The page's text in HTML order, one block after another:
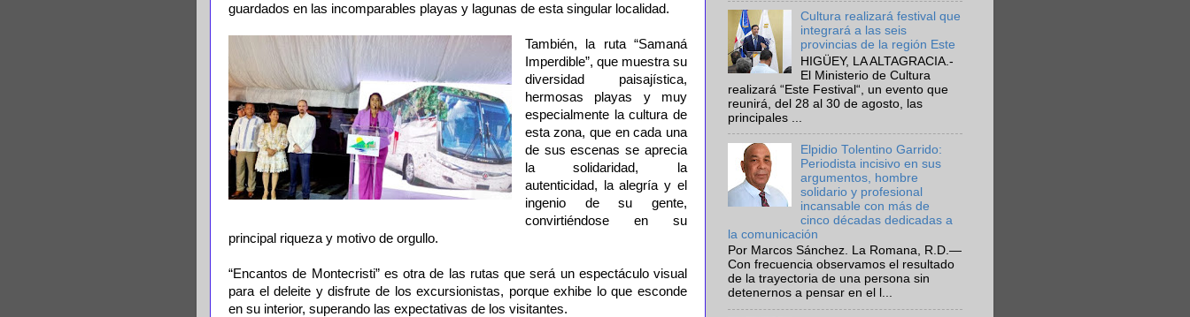
guardados en las incomparables playas y lagunas de esta singular localidad.
También, la ruta “Samaná
Imperdible”, que muestra su
diversidad paisajística,
hermosas playas y muy
especialmente la cultura de
esta zona, que en cada una
de sus escenas se aprecia
la solidaridad, la
autenticidad, la alegría y el
ingenio de su gente,
convirtiéndose en su
principal riqueza y motivo de orgullo.
“Encantos de Montecristi” es otra de las rutas que será un espectáculo visual
para el deleite y disfrute de los excursionistas, porque exhibe lo que esconde
en su interior, superando las expectativas de los visitantes.
Cultura realizará festival que
integrará a las seis
provincias de la región Este
HIGÜEY, LA ALTAGRACIA.-
El Ministerio de Cultura
realizará “Este Festival“, un evento que
reunirá, del 28 al 30 de agosto, las
principales ...
Elpidio Tolentino Garrido:
Periodista incisivo en sus
argumentos, hombre
solidario y profesional
incansable con más de
cinco décadas dedicadas a
la comunicación
Por Marcos Sánchez. La Romana, R.D.—
Con frecuencia observamos el resultado
de la trayectoria de una persona sin
detenernos a pensar en el l...